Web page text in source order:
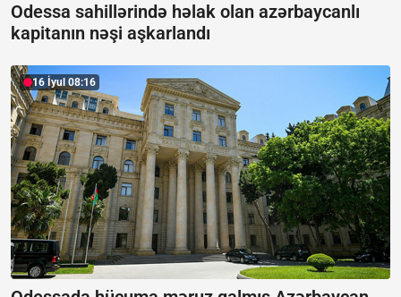
Odessa sahillərində həlak olan azərbaycanlı
kapitanın nəşi aşkarlandı
16 İyul 08:16